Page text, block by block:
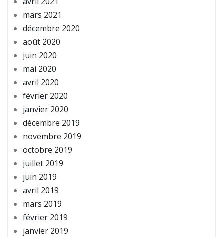
mars 2021
décembre 2020
août 2020
juin 2020
mai 2020
avril 2020
février 2020
janvier 2020
décembre 2019
novembre 2019
octobre 2019
juillet 2019
juin 2019
avril 2019
mars 2019
février 2019
janvier 2019